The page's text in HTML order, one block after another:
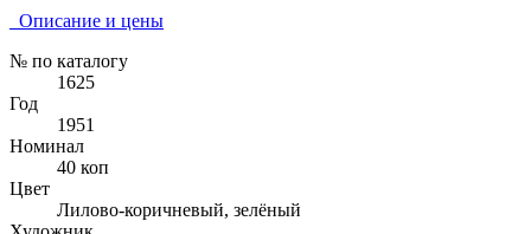
Описание и цены
№ по каталогу
1625
Год
1951
Номинал
40 коп
Цвет
Лилово-коричневый, зелёный